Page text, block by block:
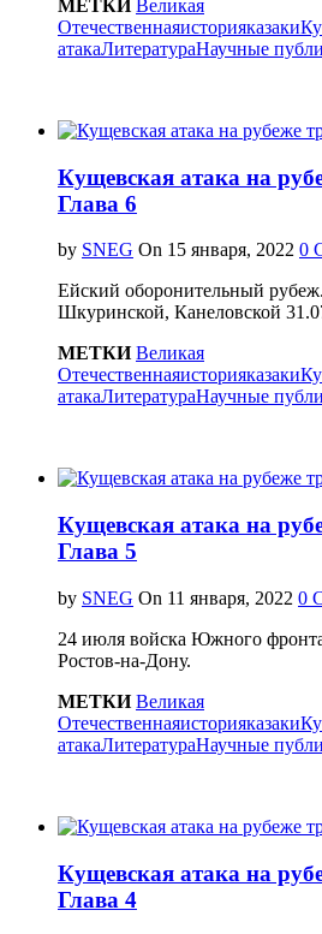
МЕТКИ Великая
Отечественнаяисторияказаки
атакаЛитератураНаучные
Кущевская атака на
Глава 6
by SNEG On
0
Ейский оборонительный
Шкуринской, Канеловской
МЕТКИВеликая
Отечественнаяисторияказаки
атакаЛитератураНаучные
Кущевская атака на
Глава 5
by SNEG On
0
24 июля войска Южного фронта
Ростов-на-Дону.
МЕТКИВеликая
Отечественнаяисторияказаки
атакаЛитератураНаучные
Кущевская атака на
Глава 4